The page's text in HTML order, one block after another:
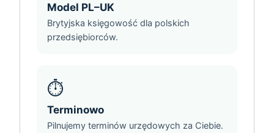
Model PL–UK
Brytyjska księgowość dla polskich
przedsiębiorców.
⏱️
Terminowo
Pilnujemy terminów urzędowych za Ciebie.